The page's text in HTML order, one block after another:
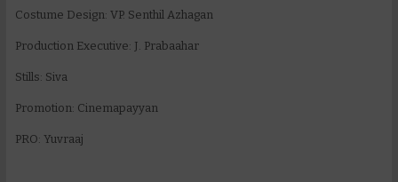
Costume Design: VP. Senthil Azhagan
Production Executive: J. Prabaahar
Stills: Siva
Promotion: Cinemapayyan
PRO: Yuvraaj